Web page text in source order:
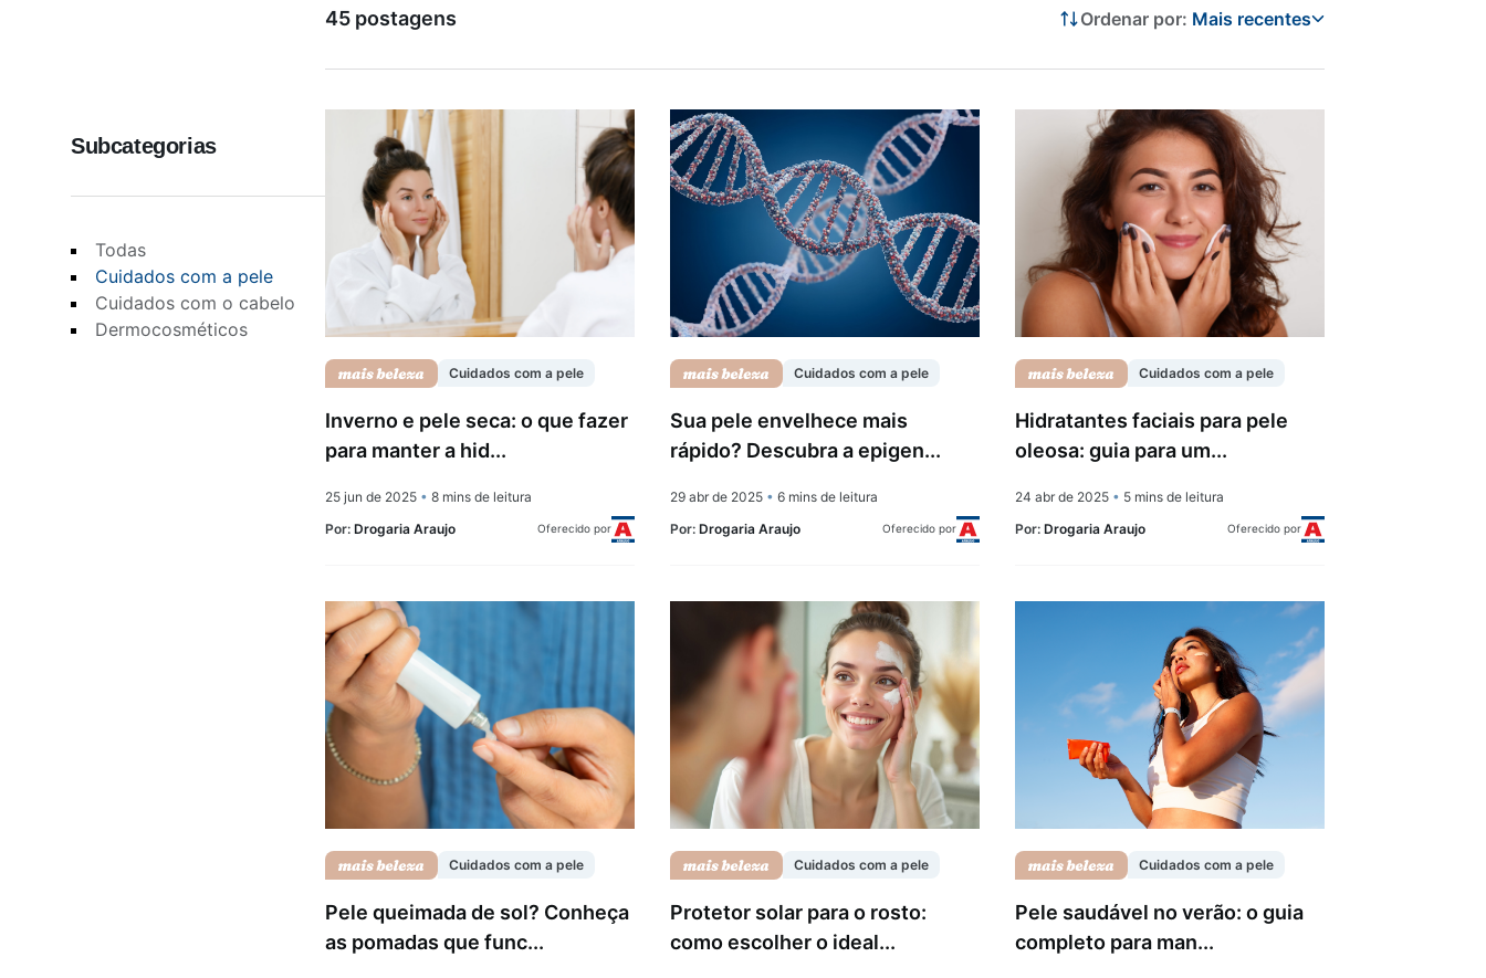
Saúde do homem
Subcategorias
Todas
Cuidados com a pele
Cuidados com o cabelo
Dermocosméticos
45 postagens Ordenar por: Mais recentes
Cuidados com a pele
Inverno e pele seca: o que fazer
para manter a hid...
25 jun de 2025 • 8 mins de leitura
Por: Drogaria Araujo Oferecido por
Cuidados com a pele
Sua pele envelhece mais
rápido? Descubra a epigen...
29 abr de 2025 • 6 mins de leitura
Por: Drogaria Araujo Oferecido por
Cuidados com a pele
Hidratantes faciais para pele
oleosa: guia para um...
24 abr de 2025 • 5 mins de leitura
Por: Drogaria Araujo Oferecido por
Cuidados com a pele
Pele queimada de sol? Conheça
as pomadas que func...
Cuidados com a pele
Protetor solar para o rosto:
como escolher o ideal...
Cuidados com a pele
Pele saudável no verão: o guia
completo para man...